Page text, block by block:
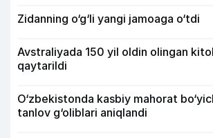
Zidanning o‘g‘li yangi jamoaga o‘tdi
Avstraliyada 150 yil oldin olingan
qaytarildi
O‘zbekistonda kasbiy mahorat
tanlov g‘oliblari aniqlandi